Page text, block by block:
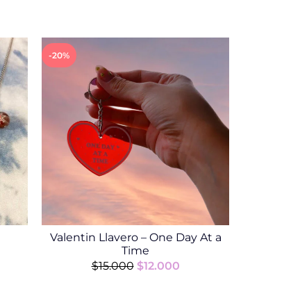
-20%
Valentin Llavero – One Day At a
Time
$15.000 $12.000